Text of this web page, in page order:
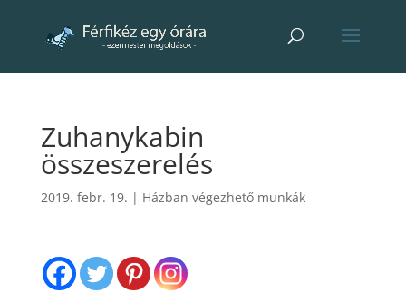
Zuhanykabin
összeszerelés
2019. febr. 19. | Házban végezhető munkák